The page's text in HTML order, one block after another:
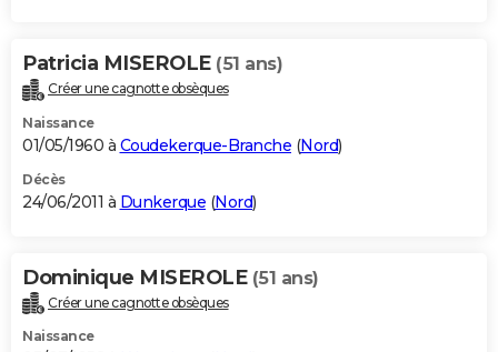
Patricia MISEROLE (51 ans)
Créer une cagnotte obsèques
Naissance
01/05/1960 à Coudekerque-Branche (Nord)
Décès
24/06/2011 à Dunkerque (Nord)
Dominique MISEROLE (51 ans)
Créer une cagnotte obsèques
Naissance